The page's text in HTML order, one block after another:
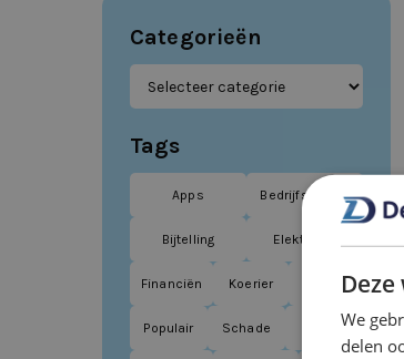
Categorieën
Tags
Apps Bedrijfswagen
Bijtelling Elektrisch
Financiën Koerier
Populair Schade
We
delen